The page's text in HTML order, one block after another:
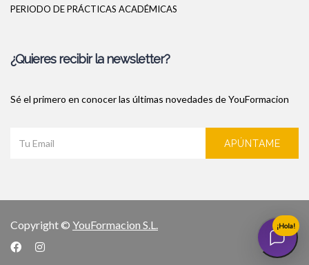
PERIODO DE PRÁCTICAS ACADÉMICAS
¿Quieres recibir la newsletter?
Sé el primero en conocer las últimas novedades de YouFormacion
APÚNTAME
Copyright © YouFormacion S.L. ¡Hola!